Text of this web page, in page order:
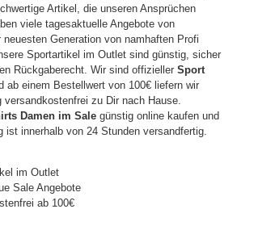
Artikel, die unseren Ansprüchen
viele tagesaktuelle Angebote von
neuesten Generation von namhaften Profi
Sportartikel im Outlet sind günstig, sicher
Rückgaberecht. Wir sind offizieller Sport
ab einem Bestellwert von 100€ liefern wir
versandkostenfrei zu Dir nach Hause.
Damen im Sale günstig online kaufen und
ist innerhalb von 24 Stunden versandfertig.
im Outlet
Sale Angebote
ab 100€